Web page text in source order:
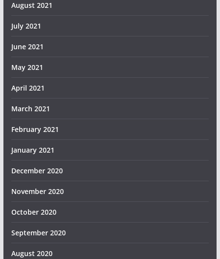
August 2021
July 2021
June 2021
May 2021
April 2021
March 2021
February 2021
January 2021
December 2020
November 2020
October 2020
September 2020
August 2020